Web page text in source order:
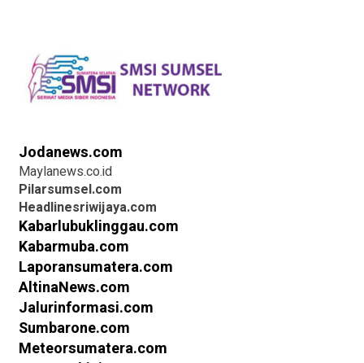
Jodanews.com
Maylanews.co.id
Pilarsumsel.com
Headlinesriwijaya.com
Kabarlubuklinggau.com
Kabarmuba.com
Laporansumatera.com
AltinaNews.com
Jalurinformasi.com
Sumbarone.com
Meteorsumatera.com